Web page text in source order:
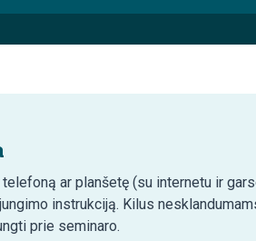
ar planšetę (su internetu ir
instrukciją. Kilus
prie seminaro.